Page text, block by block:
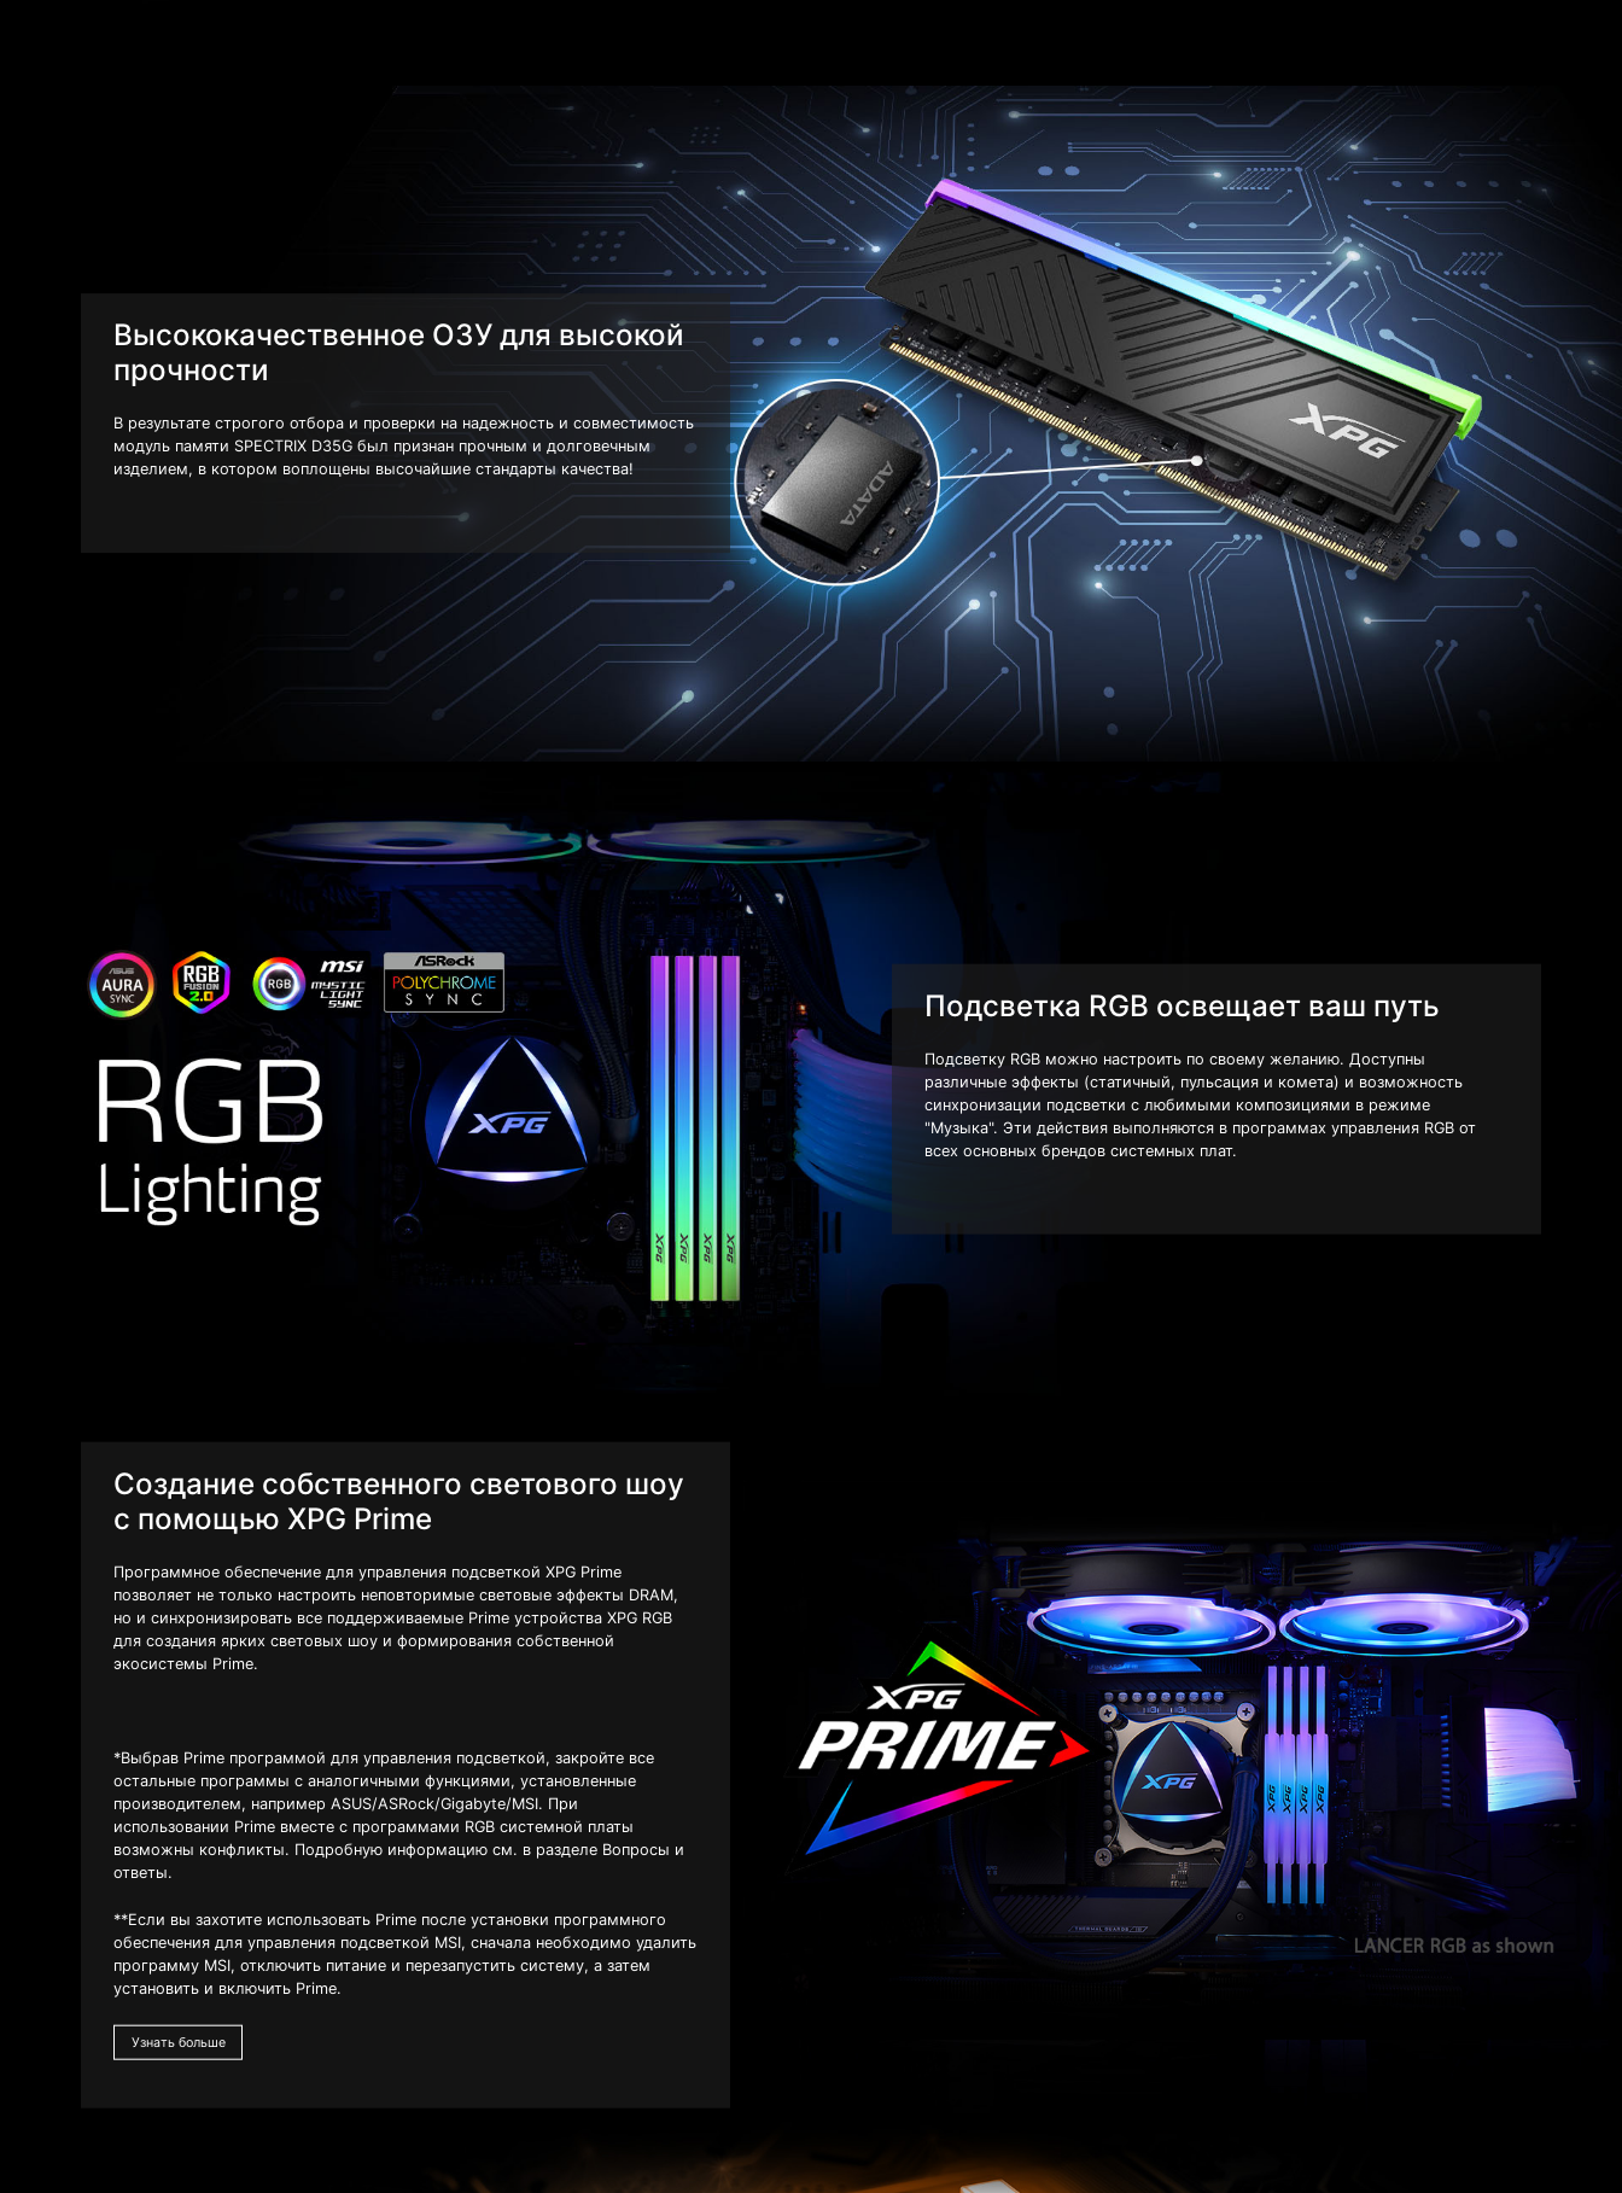
Высококачественное ОЗУ для высокой
прочности
В результате строгого отбора и проверки на надежность и совместимость
модуль памяти SPECTRIX D35G был признан прочным и долговечным
изделием, в котором воплощены высочайшие стандарты качества!
Подсветка RGB освещает ваш путь
Подсветку RGB можно настроить по своему желанию. Доступны
различные эффекты (статичный, пульсация и комета) и возможность
синхронизации подсветки с любимыми композициями в режиме
"Музыка". Эти действия выполняются в программах управления RGB от
всех основных брендов системных плат.
Создание собственного светового шоу
с помощью XPG Prime
Программное обеспечение для управления подсветкой XPG Prime
позволяет не только настроить неповторимые световые эффекты DRAM,
но и синхронизировать все поддерживаемые Prime устройства XPG RGB
для создания ярких световых шоу и формирования собственной
экосистемы Prime.
*Выбрав Prime программой для управления подсветкой, закройте все
остальные программы с аналогичными функциями, установленные
производителем, например ASUS/ASRock/Gigabyte/MSI. При
использовании Prime вместе с программами RGB системной платы
возможны конфликты. Подробную информацию см. в разделе Вопросы и
ответы.
**Если вы захотите использовать Prime после установки программного
обеспечения для управления подсветкой MSI, сначала необходимо удалить
программу MSI, отключить питание и перезапустить систему, а затем
установить и включить Prime.
Узнать больше